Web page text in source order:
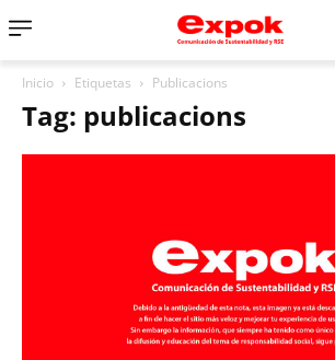
Inicio Etiquetas Publicacions
Tag: publicacions